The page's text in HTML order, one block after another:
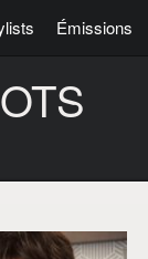
Émissions